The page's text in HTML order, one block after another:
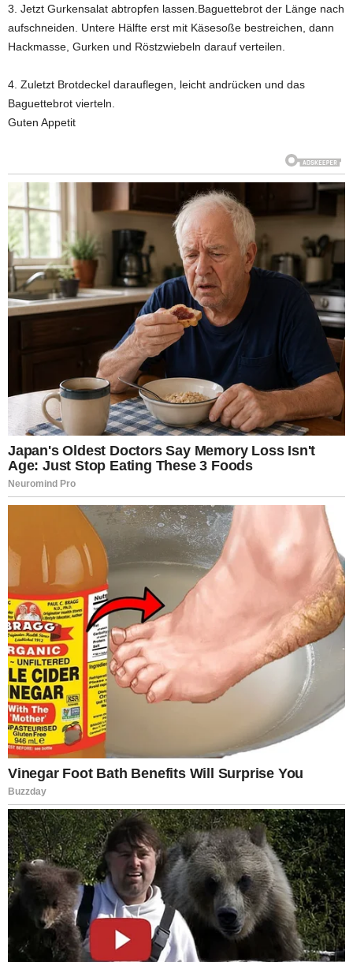
3. Jetzt Gurkensalat abtropfen lassen.Baguettebrot der Länge nach
aufschneiden. Untere Hälfte erst mit Käsesoße bestreichen, dann
Hackmasse, Gurken und Röstzwiebeln darauf verteilen.
4. Zuletzt Brotdeckel darauflegen, leicht andrücken und das
Baguettebrot vierteln.
Guten Appetit